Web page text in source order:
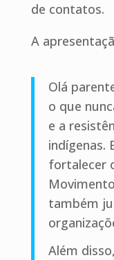
de contatos.
A
Olá
o que
e a
indígenas.
fortalecer
também
Além